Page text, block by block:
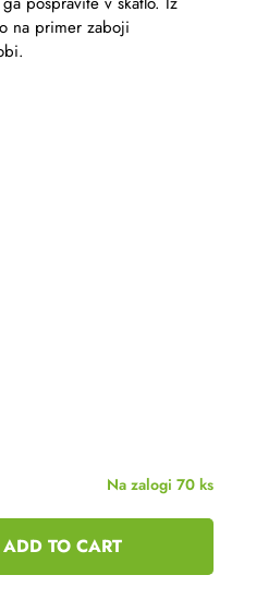
Na zalogi 70 ks
ADD TO CART
na primer zaboji